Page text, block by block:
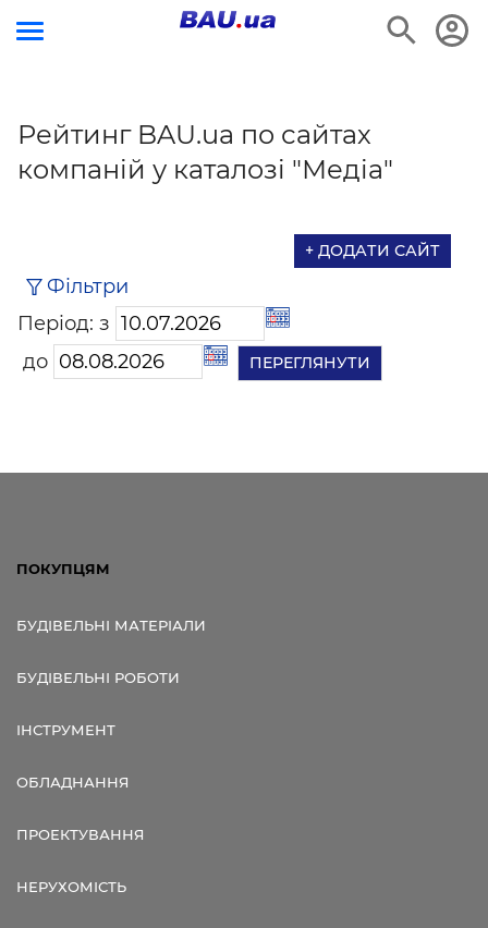
Рейтинг BAU.ua по сайтах
компаній у каталозі "Медіа"
+ ДОДАТИ САЙТ
Фільтри
Період: з
до
ПОКУПЦЯМ
БУДІВЕЛЬНІ МАТЕРІАЛИ
БУДІВЕЛЬНІ РОБОТИ
ІНСТРУМЕНТ
ОБЛАДНАННЯ
ПРОЕКТУВАННЯ
НЕРУХОМІСТЬ